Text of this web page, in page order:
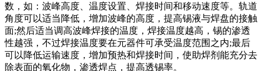
数，如：波峰高度、温度设置、焊接时间和移动速度等。轨道
角度可以适当降低，增加波峰的高度，提高锡液与焊盘的接触
面;然后适当调高波峰焊接的温度，焊接温度越高，锡的渗透
性越强，不过焊接温度要在元器件可承受温度范围之内;最后
可以降低运输速度，增加预热和焊接时间，使助焊剂能充分去
除表面的氧化物，渗透焊点，提高透锡率。